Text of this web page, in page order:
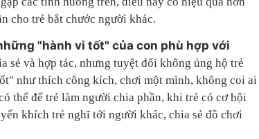
cho trẻ bắt chước người khác.
"hành vi tốt" của con phù hợp với
sẻ và hợp tác, nhưng tuyệt đối không ủng hộ trẻ
như thích công kích, chơi một mình, không coi ai
thể để trẻ làm người chia phần, khi trẻ có cơ hội
khích trẻ nghĩ tới người khác, chia sẻ đồ chơi